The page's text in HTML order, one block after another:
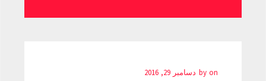
by on دسامبر 29, 2016